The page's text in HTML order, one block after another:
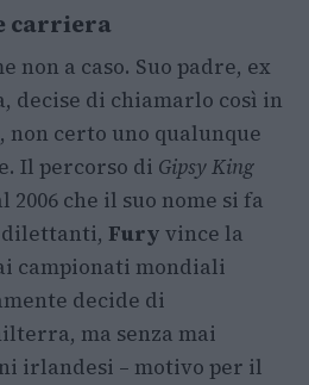
carriera
non a caso. Suo padre, ex
decise di chiamarlo così in
non certo uno qualunque
Il percorso di Gipsy King
che il suo nome si fa
Fury vince la
campionati mondiali
decide di
ma senza mai
irlandesi – motivo per il